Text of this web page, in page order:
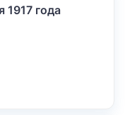
1917 года